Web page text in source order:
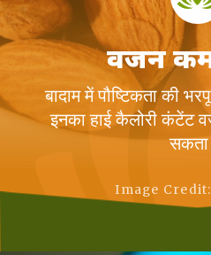
वजन
बादाम में पौष्टिकता की
इनका हाई कैलोरी कंटेंट
सकता
Image